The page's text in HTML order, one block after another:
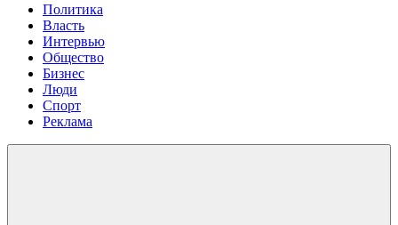
Политика
Власть
Интервью
Общество
Бизнес
Люди
Спорт
Реклама